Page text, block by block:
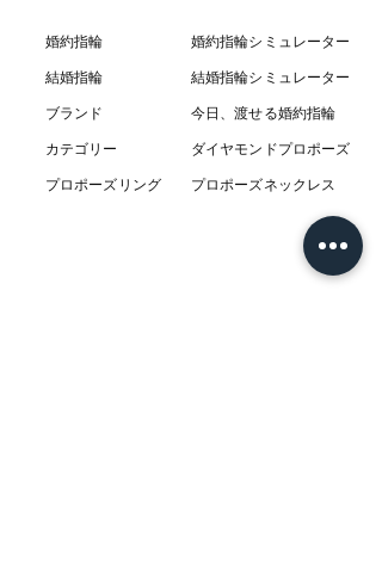
婚約指輪
結婚指輪
ブランド
カテゴリー
プロポーズリング
婚約指輪シミュレーター
結婚指輪シミ ュレーター
今日、渡せる婚約指輪
ダイヤモンドプロポーズ
プロポーズネックレス